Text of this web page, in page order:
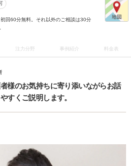
回60分無料。それ以外のご相談は30分
注力分野 事例紹介 料金表
様のお気持ちに寄り添いながらお話
すくご説明します。